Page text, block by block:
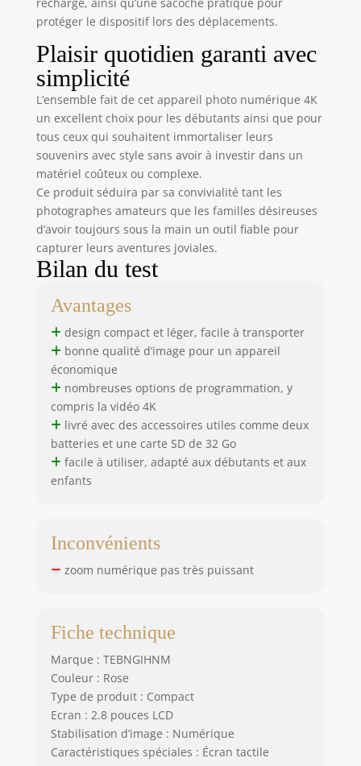
autofocus est le
cadeau idéal pour
anniversaire ! 📸
[FONCTION
PAUSE] Cette
caméra de
vlogging prend en
charge le mode
vidéo, dispose d'un
microphone
intégré et d'une
fonction anti-
tremblement. Elle
utilisée comme
webcam pour les
appels vidéo et le
direct, vous
de partager vos
moments
merveilleux sur les
pause qui vous
permet de faire
temps lors du
vidéos. 📸[ÉCRAN
IPS 2,8 POUCES ET
recharge, ainsi qu’une sacoche pratique pour
protéger le dispositif lors des déplacements.
Plaisir quotidien garanti avec
simplicité
L’ensemble fait de cet appareil photo numérique 4K
un excellent choix pour les débutants ainsi que pour
tous ceux qui souhaitent immortaliser leurs
souvenirs avec style sans avoir à investir dans un
matériel coûteux ou complexe.
Ce produit séduira par sa convivialité tant les
photographes amateurs que les familles désireuses
d’avoir toujours sous la main un outil fiable pour
capturer leurs aventures joviales.
Bilan du test
Avantages
design compact et léger, facile à transporter
bonne qualité d’image pour un appareil
économique
nombreuses options de programmation, y
compris la vidéo 4K
livré avec des accessoires utiles comme deux
batteries et une carte SD de 32 Go
facile à utiliser, adapté aux débutants et aux
enfants
Inconvénients
zoom numérique pas très puissant
Fiche technique
Marque : TEBNGIHNM
Couleur : Rose
Type de produit : Compact
Ecran : 2.8 pouces LCD
Stabilisation d’image : Numérique
Caractéristiques spéciales : Écran tactile